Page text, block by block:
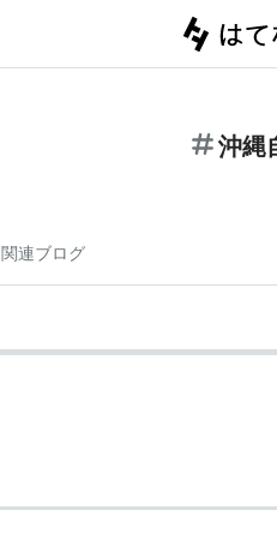
沖縄
関連ブログ